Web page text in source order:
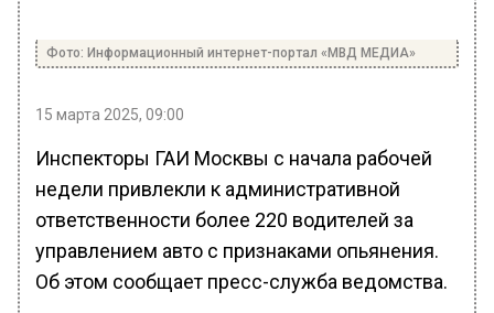
Фото: Информационный интернет-портал «МВД МЕДИА»
15 марта 2025, 09:00
Инспекторы ГАИ Москвы с начала рабочей
недели привлекли к административной
ответственности более 220 водителей за
управлением авто с признаками опьянения.
Об этом сообщает пресс-служба ведомства.